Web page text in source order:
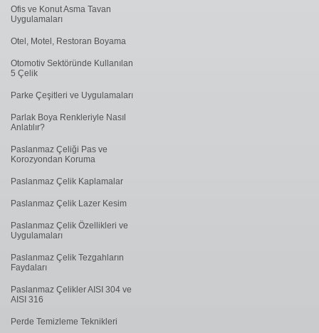
Ofis ve Konut Asma Tavan
Uygulamaları
Otel, Motel, Restoran Boyama
Otomotiv Sektöründe Kullanılan
5 Çelik
Parke Çeşitleri ve Uygulamaları
Parlak Boya Renkleriyle Nasıl
Anlatılır?
Paslanmaz Çeliği Pas ve
Korozyondan Koruma
Paslanmaz Çelik Kaplamalar
Paslanmaz Çelik Lazer Kesim
Paslanmaz Çelik Özellikleri ve
Uygulamaları
Paslanmaz Çelik Tezgahların
Faydaları
Paslanmaz Çelikler AISI 304 ve
AISI 316
Perde Temizleme Teknikleri